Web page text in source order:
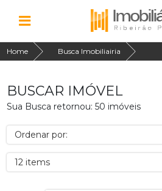
Home Busca Imobiliairia
BUSCAR IMÓVEL
Sua Busca retornou: 50 imóveis
Ordenar por:
12 items